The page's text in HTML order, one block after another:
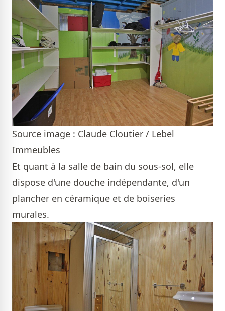
Source image : Claude Cloutier / Lebel
Immeubles
Et quant à la salle de bain du sous-sol, elle
dispose d'une douche indépendante, d'un
plancher en céramique et de boiseries
murales.